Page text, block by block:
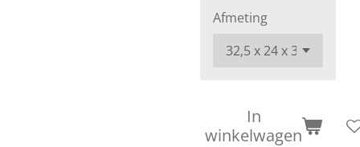
Afmeting
In
winkelwagen